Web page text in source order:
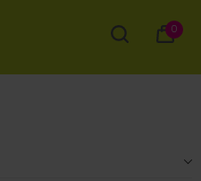
0